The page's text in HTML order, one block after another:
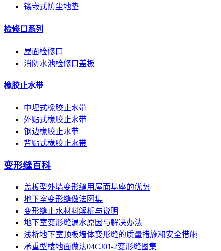
镶嵌式防尘地垫
检修口系列
屋面检修口
消防水池检修口盖板
橡胶止水带
中埋式橡胶止水带
外贴式橡胶止水带
钢边橡胶止水带
背贴式橡胶止水带
变形缝百科
盖板型外墙变形缝用屋面基座的优势
地下室变形缝做法图集
变形缝止水材料解析与说明
地下室变形缝漏水原因与解决办法
浅析地下室顶板墙体变形缝的质量措施和安全措施
承重型楼地面做法04CJ01-2变形缝图集